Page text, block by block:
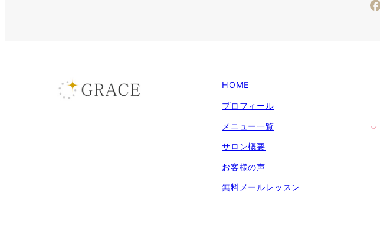
HOME
プロフィール
メニュー一覧
サロン概要
お客様の声
無料メールレッスン